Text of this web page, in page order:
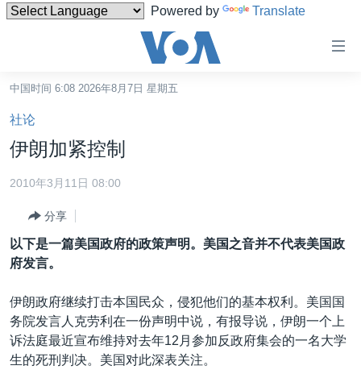
Powered by Translate
碍
链
接
转
容
跳
航
中国
港澳
国际
印太
中东
欧洲
经济·金融·贸易
人权·法律·宗教
科教·文娱·体健
美中关系
热点专题
白宫要闻
VOA视频
中国时间 6:08 2026年8月7日 星期五
社论
伊朗加紧控制
2010年3月11日 08:00
分享
以下是一篇美国政府的政策声明。美国之音并不代表美国政
府发言。
伊朗政府继续打击本国民众，侵犯他们的基本权利。美国国
务院发言人克劳利在一份声明中说，有报导说，伊朗一个上
诉法庭最近宣布维持对去年12月参加反政府集会的一名大学
生的死刑判决。美国对此深表关注。